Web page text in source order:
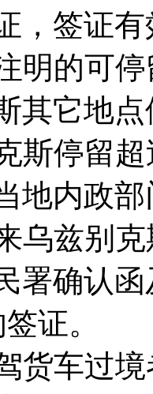
，签证
明的可
其它地
斯停留
地内政
乌兹别
署确认
证。
货车过